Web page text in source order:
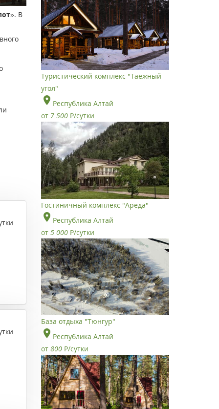
». В
Туристический комплекс "Таёжный
угол"
Республика Алтай
от 7 500 Р/сутки
Гостиничный комплекс "Ареда"
Республика Алтай
от 5 000 Р/сутки
База отдыха "Тюнгур"
Республика Алтай
от 800 Р/сутки